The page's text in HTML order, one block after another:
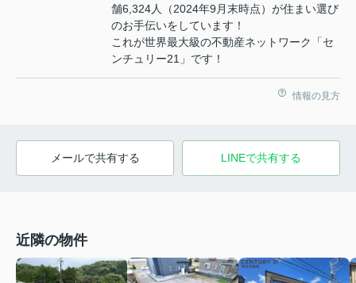
舗6,324人（2024年9月末時点）が住まい選び
のお手伝いをしています！
これが世界最大級の不動産ネットワーク「セ
ンチュリー21」です！
情報の見方
メールで共有する LINEで共有する
近隣の物件